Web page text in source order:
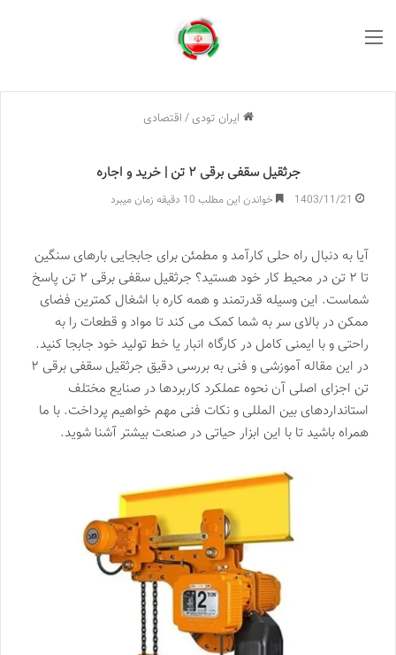
ایران تودی / اقتصادی
جرثقیل سقفی برقی ۲ تن | خرید و اجاره
1403/11/21 خواندن این مطلب 10 دقیقه زمان میبرد
آیا به دنبال راه حلی کارآمد و مطمئن برای جابجایی بارهای سنگین
تا ۲ تن در محیط کار خود هستید؟ جرثقیل سقفی برقی ۲ تن پاسخ
شماست. این وسیله قدرتمند و همه کاره با اشغال کمترین فضای
ممکن در بالای سر به شما کمک می کند تا مواد و قطعات را به
راحتی و با ایمنی کامل در کارگاه انبار یا خط تولید خود جابجا کنید.
در این مقاله آموزشی و فنی به بررسی دقیق جرثقیل سقفی برقی ۲
تن اجزای اصلی آن نحوه عملکرد کاربردها در صنایع مختلف
استانداردهای بین المللی و نکات فنی مهم خواهیم پرداخت. با ما
همراه باشید تا با این ابزار حیاتی در صنعت بیشتر آشنا شوید.